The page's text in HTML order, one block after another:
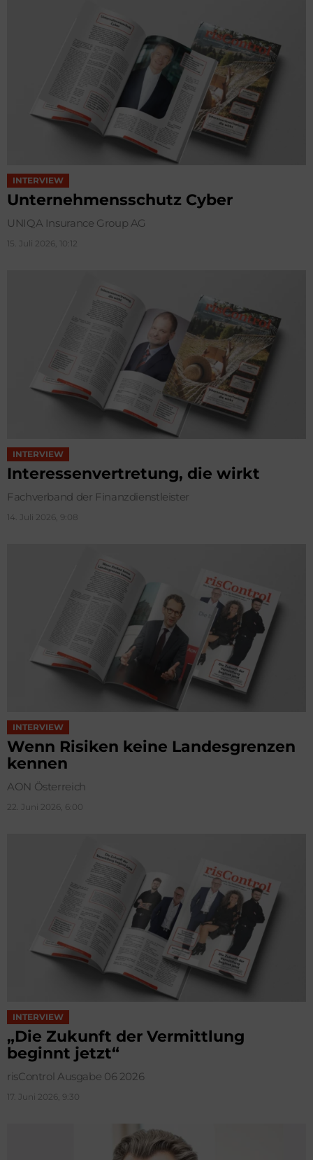
INTERVIEW
Unternehmensschutz Cyber
UNIQA Insurance Group AG
15. Juli 2026, 10:12
INTERVIEW
Interessenvertretung, die wirkt
Fachverband der Finanzdienstleister
14. Juli 2026, 9:08
INTERVIEW
Wenn Risiken keine Landesgrenzen
kennen
AON Österreich
22. Juni 2026, 6:00
INTERVIEW
„Die Zukunft der Vermittlung
beginnt jetzt“
risControl Ausgabe 06 2026
17. Juni 2026, 9:30